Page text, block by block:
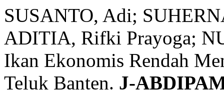
SUSANTO, Adi;
ADITIA, Rifki Prayoga;
Ikan Ekonomis Rendah
Teluk Banten. J-